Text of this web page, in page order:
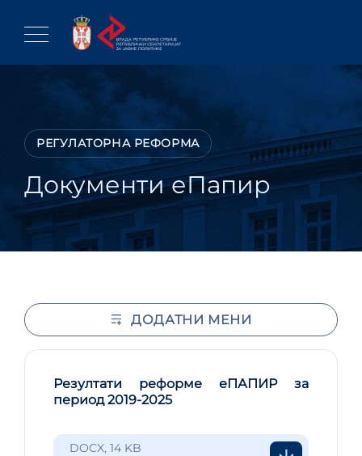
content
РЕГУЛАТОРНА РЕФОРМА
Документи еПапир
Резултати реформе еПАПИР за
период 2019-2025
DOCX, 14 KB
ДОДАТНИ МЕНИ